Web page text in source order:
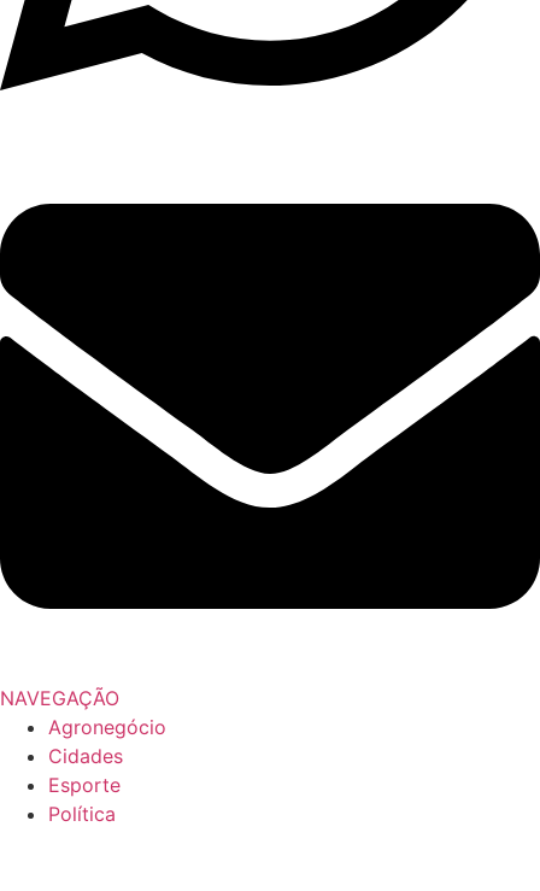
NAVEGAÇÃO
Agronegócio
Cidades
Esporte
Política